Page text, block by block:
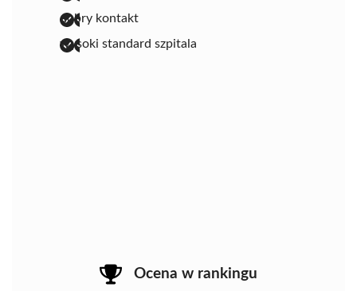
dobry kontakt
wysoki standard szpitala
Ocena w rankingu